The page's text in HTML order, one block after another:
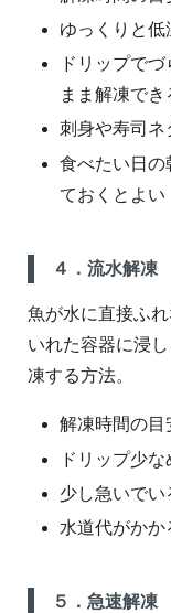
ゆっくりと低
ドリップで
まま解凍でき
刺身や寿司ネ
食べたい日の
ておくとよい
４．流水解凍
魚が水に直接ふ
いれた容器に浸
凍する方法。
解凍時間の目
ドリップ少な
少し急いでい
水道代がかか
５．急速解凍